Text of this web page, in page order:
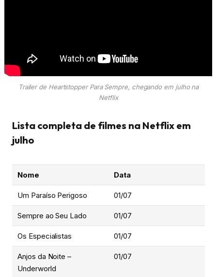
Trailer de Heartstopper Para Sempre, chegando em julho na
Netflix
Lista completa de filmes na Netflix em
julho
Nome Data
Um Paraíso Perigoso 01/07
Sempre ao Seu Lado 01/07
Os Especialistas 01/07
Anjos da Noite –
Underworld
01/07